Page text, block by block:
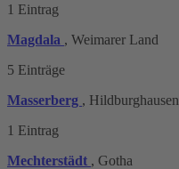
1 Eintrag
Magdala , Weimarer Land
5 Einträge
Masserberg , Hildburghausen
1 Eintrag
Mechterstädt , Gotha